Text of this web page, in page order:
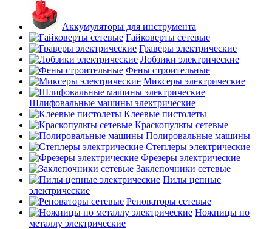
Аккумуляторы для инструмента
Гайковерты сетевые
Граверы электрические
Лобзики электрические
Фены строительные
Миксеры электрические
Шлифовальные машины электрические
Клеевые пистолеты
Краскопульты сетевые
Полировальные машины
Степлеры электрические
Фрезеры электрические
Заклепочники сетевые
Пилы цепные
электрические
Реноваторы сетевые
Ножницы по
металлу электрические